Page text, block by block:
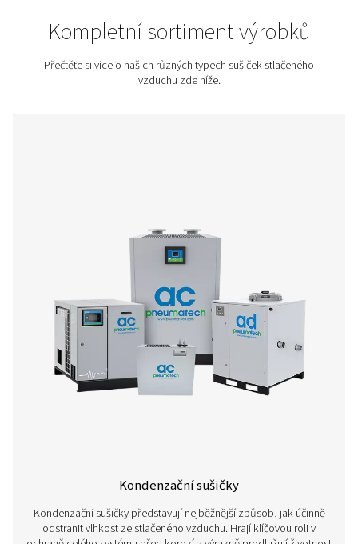
vzduchovém systému.
Získejte cenovou nabídku ještě dnes!
Kompletní sortiment
Přečtěte si více o našich různých typech sušiček
vzduchu zde níže.